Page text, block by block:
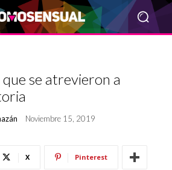
se atrevieron a
Noviembre 15, 2019
X Pinterest